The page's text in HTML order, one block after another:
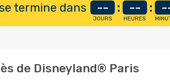
termine dans --
JOURS
: --
HEURES
:
de Disneyland® Paris